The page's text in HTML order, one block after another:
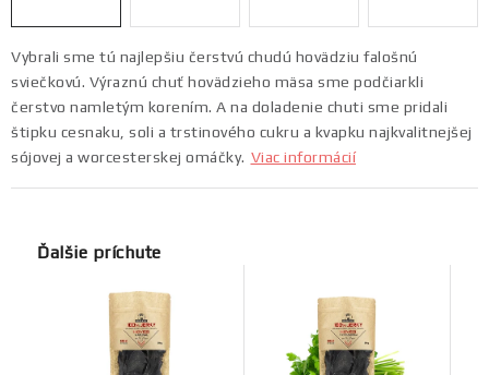
Ako vzniká naše sušené mäso
FAQ
Doprava a platba
Ochrana osobných údajov
Kontakt Blog Partneri
Vybrali sme tú najlepšiu čerstvú chudú hovädziu falošnú
sviečkovú. Výraznú chuť hovädzieho mäsa sme podčiarkli
čerstvo namletým korením. A na doladenie chuti sme pridali
štipku cesnaku, soli a trstinového cukru a kvapku najkvalitnejšej
sójovej a worcesterskej omáčky. Viac informácií